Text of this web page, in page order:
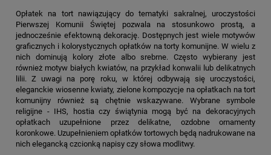
Opłatek na tort nawiązujący do tematyki sakralnej, uroczystości
Pierwszej Komunii Świętej pozwala na stosunkowo prostą, a
jednocześnie efektowną dekorację. Dostępnych jest wiele motywów
graficznych i kolorystycznych opłatków na torty komunijne. W wielu z
nich dominują kolory złote albo srebrne. Często wybierany jest
również motyw białych kwiatów, na przykład konwalii lub delikatnych
lilii. Z uwagi na porę roku, w której odbywają się uroczystości,
eleganckie wiosenne kwiaty, zielone kompozycje na opłatkach na tort
komunijny również są chętnie wskazywane. Wybrane symbole
religijne - IHS, hostia czy świątynia mogą być na dekoracyjnych
opłatkach uzupełnione przez delikatne, ozdobne ornamenty
koronkowe. Uzupełnieniem opłatków tortowych będą nadrukowane na
nich elegancką czcionką napisy czy słowa modlitwy.